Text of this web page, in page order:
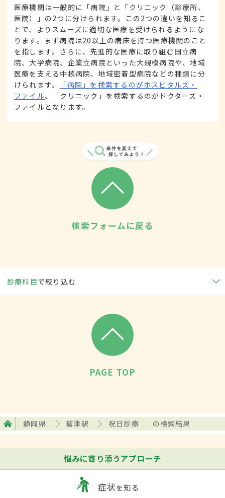
医療機関は一般的に「病院」と「クリニック（診療所、
医院）」の2つに分けられます。この2つの違いを知るこ
とで、よりスムーズに適切な医療を受けられるようにな
ります。まず病院は20以上の病床を持つ医療機関のこと
を指します。さらに、先進的な医療に取り組む国立病
院、大学病院、企業立病院といった大規模病院や、地域
医療を支える中核病院、地域密着型病院などの種類に分
けられます。
「病院」を検索するのがホスピタルズ・
ファイル、「クリニック」を検索するのがドクターズ・
ファイルとなります。
検索フォームに戻る
診療科目で絞り込む
PAGE TOP
静岡県 鷲津駅 祝日診療 の検索結果
悩みに寄り添うアプローチ
症状を知る